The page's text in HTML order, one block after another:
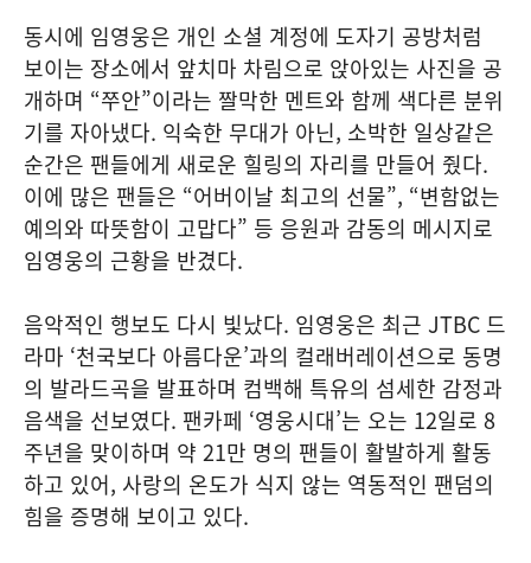
동시에 임영웅은 개인 소셜 계정에 도자기 공방처럼
보이는 장소에서 앞치마 차림으로 앉아있는 사진을 공
개하며 “쭈안”이라는 짤막한 멘트와 함께 색다른 분위
기를 자아냈다. 익숙한 무대가 아닌, 소박한 일상같은
순간은 팬들에게 새로운 힐링의 자리를 만들어 줬다.
이에 많은 팬들은 “어버이날 최고의 선물”, “변함없는
예의와 따뜻함이 고맙다” 등 응원과 감동의 메시지로
임영웅의 근황을 반겼다.
음악적인 행보도 다시 빛났다. 임영웅은 최근 JTBC 드
라마 ‘천국보다 아름다운’과의 컬래버레이션으로 동명
의 발라드곡을 발표하며 컴백해 특유의 섬세한 감정과
음색을 선보였다. 팬카페 ‘영웅시대’는 오는 12일로 8
주년을 맞이하며 약 21만 명의 팬들이 활발하게 활동
하고 있어, 사랑의 온도가 식지 않는 역동적인 팬덤의
힘을 증명해 보이고 있다.